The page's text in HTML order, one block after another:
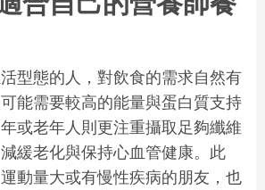
型態的人，對飲食的需求自然有
能需要較高的能量與蛋白質支持
或老年人則更注重攝取足夠纖維
緩老化與保持心血管健康。此
動量大或有慢性疾病的朋友，也